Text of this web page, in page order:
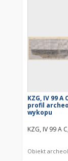
KZG, IV 99 A
profil
wykopu
KZG, IV 99 A
Obiekt